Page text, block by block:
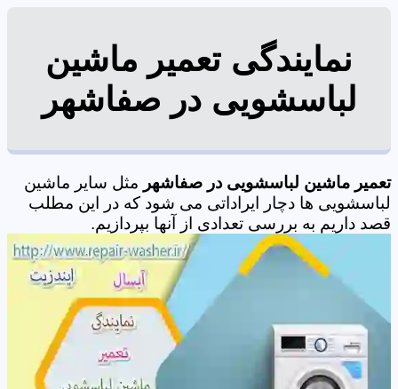
نمایندگی تعمیر ماشین
لباسشویی در صفاشهر
تعمیر ماشین لباسشویی در صفاشهر مثل سایر ماشین
لباسشویی ها دچار ایراداتی می شود که در این مطلب
قصد داریم به بررسی تعدادی از آنها بپردازیم.